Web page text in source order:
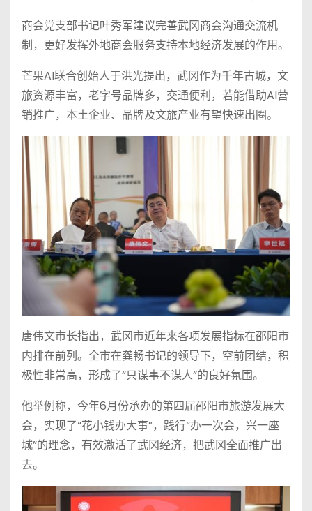
商会党支部书记叶秀军建议完善武冈商会沟通交流机
制，更好发挥外地商会服务支持本地经济发展的作用。
芒果AI联合创始人于洪光提出，武冈作为千年古城，文
旅资源丰富，老字号品牌多，交通便利，若能借助AI营
销推广，本土企业、品牌及文旅产业有望快速出圈。
唐伟文市长指出，武冈市近年来各项发展指标在邵阳市
内排在前列。全市在龚畅书记的领导下，空前团结，积
极性非常高，形成了“只谋事不谋人”的良好氛围。
他举例称，今年6月份承办的第四届邵阳市旅游发展大
会，实现了“花小钱办大事”，践行“办一次会，兴一座
城”的理念，有效激活了武冈经济，把武冈全面推广出
去。